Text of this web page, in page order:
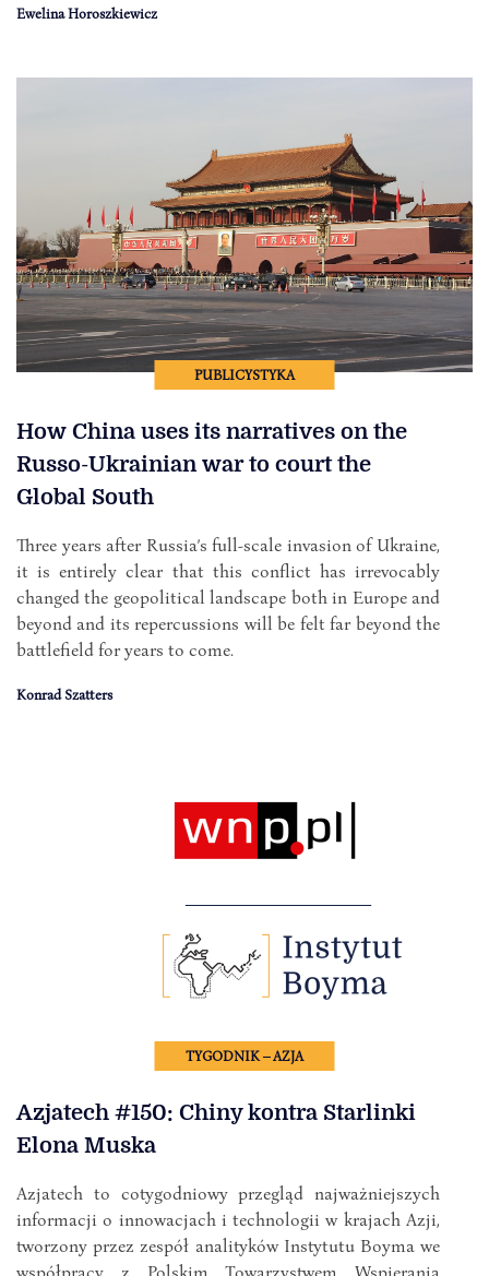
Ewelina Horoszkiewicz
PUBLICYSTYKA
How China uses its narratives on the
Russo-Ukrainian war to court the
Global South
Three years after Russia’s full-scale invasion of Ukraine,
it is entirely clear that this conflict has irrevocably
changed the geopolitical landscape both in Europe and
beyond and its repercussions will be felt far beyond the
battlefield for years to come.
Konrad Szatters
TYGODNIK – AZJA
Azjatech #150: Chiny kontra Starlinki
Elona Muska
Azjatech to cotygodniowy przegląd najważniejszych
informacji o innowacjach i technologii w krajach Azji,
tworzony przez zespół analityków Instytutu Boyma we
współpracy z Polskim Towarzystwem Wspierania